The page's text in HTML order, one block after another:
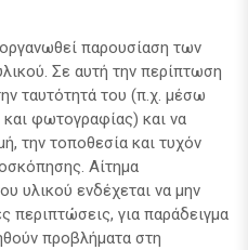
παρουσίαση των
Σε αυτή την περίπτωση
ταυτότητά του (π.χ. μέσω
και φωτογραφίας) και να
την τοποθεσία και τυχόν
Αίτημα
υλικού ενδέχεται να μην
περιπτώσεις, για παράδειγμα
προβλήματα στη